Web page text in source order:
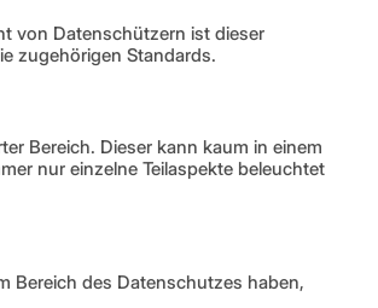
von Datenschützern ist dieser
zugehörigen Standards.
Bereich. Dieser kann kaum in einem
nur einzelne Teilaspekte beleuchtet
Bereich des Datenschutzes haben,